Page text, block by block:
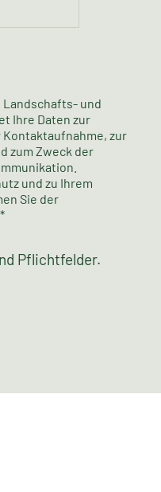
Landschafts- und
Ihre Daten zur
zur
zum Zweck der
und zu Ihrem
Sie der
.*
Pflichtfelder.